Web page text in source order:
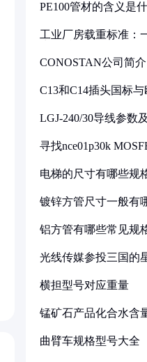
PE100管材的含义是
工业厂房载重标准：
CONOSTAN公司简介
C13和C14插头国标
LGJ-240/30导线参数
寻找nce01p30k
电梯的尺寸有哪些规
镀锌方管尺寸一般有
铝方管有哪些常见规
光线传媒参投三国的
横担型号对应重量
锰矿石产品化合水含
曲臂车规格型号大全